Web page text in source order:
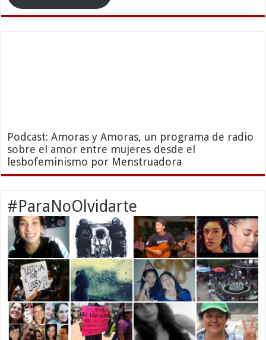
Podcast: Amoras y Amoras, un programa de radio
sobre el amor entre mujeres desde el
lesbofeminismo por Menstruadora
#ParaNoOlvidarte